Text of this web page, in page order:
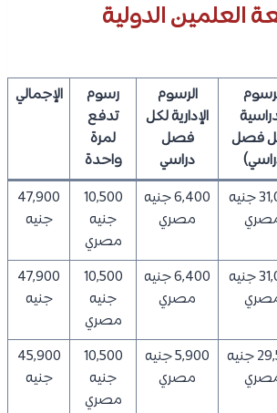
العلمين الدولية
فصل
الرسوم
الإدارية لكل
فصل
دراسي
رسوم
تدفع
لمرة
واحدة
الإجمالي
31,000 جنيه
6,400 جنيه
مصري
10,500
جنيه
مصري
47,900
جنيه
31,000 جنيه
6,400 جنيه
مصري
10,500
جنيه
مصري
47,900
جنيه
29,500 جنيه
5,900 جنيه
مصري
10,500
جنيه
مصري
45,900
جنيه